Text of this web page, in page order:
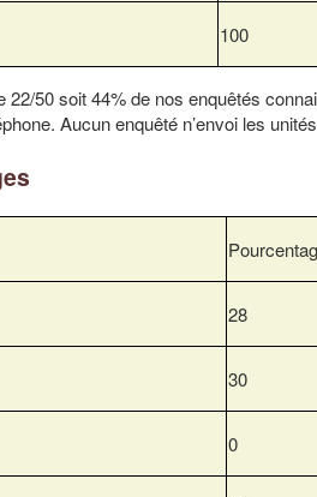
100
50 soit 44% de nos enquêtés
Aucun enquêté n’envoi les
28
30
0